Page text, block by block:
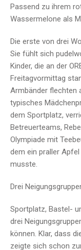
Passend zu ihrem
Wassermelone als
Die erste von drei
Sie fühlt sich
Kinder, die an der
Freitagvormittag
Armbänder flechten
typisches
dem Sportplatz,
Betreuerteams,
Olympiade mit
dem ein praller
musste.
Drei
Sportplatz, Bastel-
drei
können. Klar, dass
zeigte sich schon